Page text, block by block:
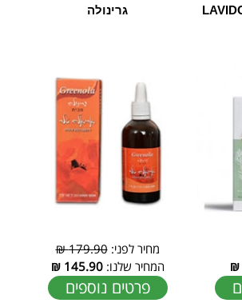
₪
גרינולה
מחיר לפני:179.90 ₪
המחיר שלנו:145.90
₪
פרטים נוספים